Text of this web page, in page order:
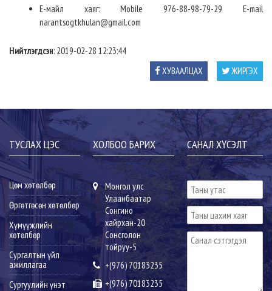
Е-майл хаяг: Mobile 976-88-98-79-29 Е-mail
narantsogtkhulan@gmail.com
Нийтлэгдсэн: 2019-02-28 12:23:44
ХУВААЛЦАХ
ЖИРГЭХ
ТУСЛАХ ЦЭС
Цөм хөтөлбөр
Өргөтгөсөн хөтөлбөр
Хүмүүжлийн
хөтөлбөр
Сургалтын үйл
ажиллагаа
Сургуулийн үнэт
ХОЛБОО БАРИХ
Монгол улс
Улаанбаатар
Сонгино
хайрхан-20
Сонсголон
тойруу-5
+(976) 70183235
+(976) 70183235
САНАЛ ХҮСЭЛТ